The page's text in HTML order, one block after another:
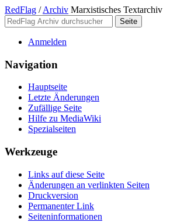
RedFlag / Archiv Marxistisches Textarchiv
Anmelden
Navigation
Hauptseite
Letzte Änderungen
Zufällige Seite
Hilfe zu MediaWiki
Spezialseiten
Werkzeuge
Links auf diese Seite
Änderungen an verlinkten Seiten
Druckversion
Permanenter Link
Seiten­­informationen